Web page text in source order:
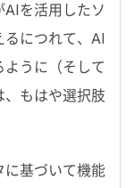
AIを活用したソ
につれて、 AI
うに（そして
、もはや選択肢
に基づいて機能